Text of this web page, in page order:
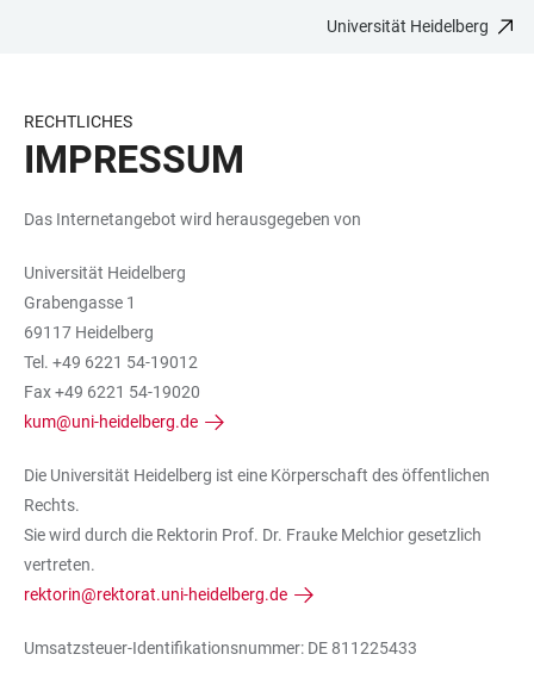
BARRIEREFREIHEIT
Universität Heidelberg
RECHTLICHES
IMPRESSUM
Das Internetangebot wird herausgegeben von
Universität Heidelberg
Grabengasse 1
69117 Heidelberg
Tel. +49 6221 54-19012
Fax +49 6221 54-19020
kum@uni-heidelberg.de
Die Universität Heidelberg ist eine Körperschaft des öffentlichen
Rechts.
Sie wird durch die Rektorin Prof. Dr. Frauke Melchior gesetzlich
vertreten.
rektorin@rektorat.uni-heidelberg.de
Umsatzsteuer-Identifikationsnummer: DE 811225433